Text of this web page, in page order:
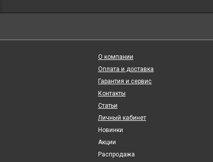
О компании
Оплата и доставка
Гарантия и сервис
Контакты
Статьи
Личный кабинет
Новинки
Акции
Распродажа